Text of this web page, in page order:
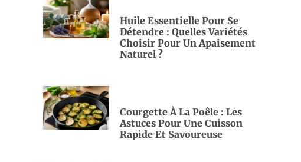
Huile Essentielle Pour Se
Détendre : Quelles Variétés
Choisir Pour Un Apaisement
Naturel ?
Courgette À La Poêle : Les
Astuces Pour Une Cuisson
Rapide Et Savoureuse